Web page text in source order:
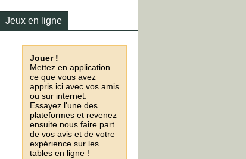
Jeux en ligne
Jouer !
Mettez en application
ce que vous avez
appris ici avec vos amis
ou sur internet.
Essayez l'une des
plateformes et revenez
ensuite nous faire part
de vos avis et de votre
expérience sur les
tables en ligne !